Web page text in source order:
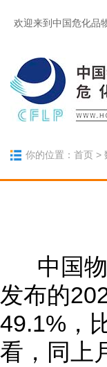
欢迎来到中国危化品
你的位置： 首页 >
中国物
发布的
49.1%，
看，同上